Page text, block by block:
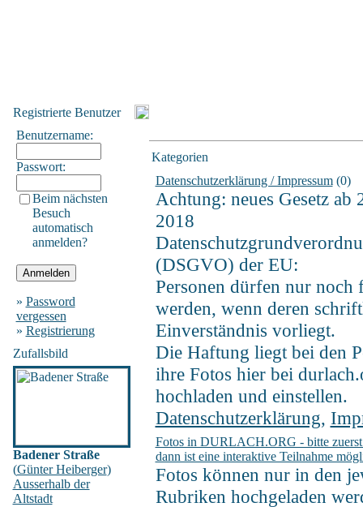
Registrierte Benutzer
Benutzername:
Passwort:
Beim nächsten
Besuch
automatisch
anmelden?
» Password
vergessen
» Registrierung
Zufallsbild
Badener Straße
(Günter Heiberger)
Ausserhalb der
Altstadt
Kategorien
Datenschutzerklärung / Impressum(0)
Achtung: neues Gesetz ab
2018
(DSGVO) der EU:
Personen dürfen nur noch
werden, wenn deren
Einverständnis vorliegt.
Die Haftung liegt bei den
ihre Fotos hier bei
hochladen und einstellen.
Datenschutzerklärung,
Fotos in DURLACH.ORG - bitte zuerst
dann ist eine interaktive Teilnahme
Fotos können nur in den
Rubriken hochgeladen